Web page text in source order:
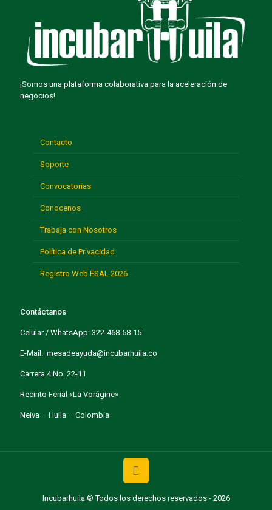
¡Somos una plataforma colaborativa para la aceleración de
negocios!
Contacto
Soporte
Convocatorias
Conocenos
Trabaja con Nosotros
Política de Privacidad
Registro Web ESAL 2026
Contáctanos
Celular / WhatsApp: 322-468-58-15
E-Mail: mesadeayuda@incubarhuila.co
Carrera 4 No. 22-11
Recinto Ferial «La Vorágine»
Neiva – Huila – Colombia
Incubarhuila © Todos los derechos reservados - 2026